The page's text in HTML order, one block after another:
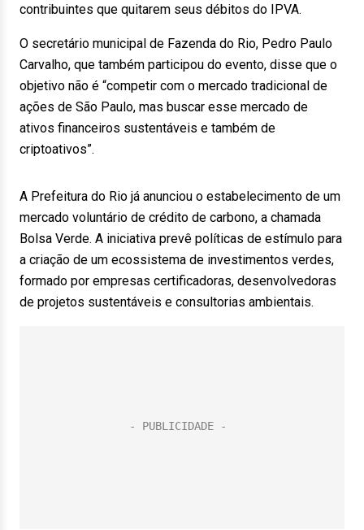
contribuintes que quitarem seus débitos do IPVA.
O secretário municipal de Fazenda do Rio, Pedro Paulo
Carvalho, que também participou do evento, disse que o
objetivo não é “competir com o mercado tradicional de
ações de São Paulo, mas buscar esse mercado de
ativos financeiros sustentáveis e também de
criptoativos”.
A Prefeitura do Rio já anunciou o estabelecimento de um
mercado voluntário de crédito de carbono, a chamada
Bolsa Verde. A iniciativa prevê políticas de estímulo para
a criação de um ecossistema de investimentos verdes,
formado por empresas certificadoras, desenvolvedoras
de projetos sustentáveis e consultorias ambientais.